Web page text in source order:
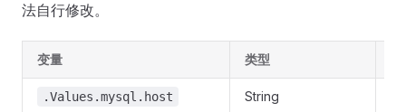
法自行修改。
变量 类型
.Values.mysql.host String